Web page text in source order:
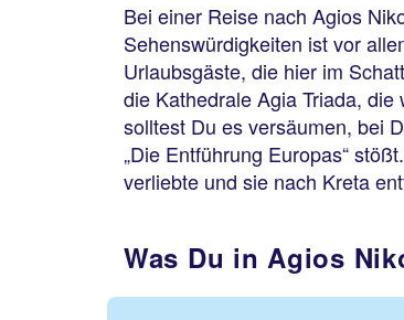
Bei einer Reise nach Agios
Sehenswürdigkeiten ist vor
Urlaubsgäste, die hier im
die Kathedrale Agia Triada,
solltest Du es versäumen, bei
„Die Entführung Europas“
verliebte und sie nach Kreta
Was Du in Agios